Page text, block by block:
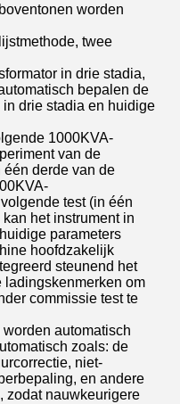
worden
twee
in drie stadia,
bepalen de
drie stadia en huidige
1000KVA-
van de
één derde van de
test (in één
het instrument in
parameters
hoofdzakelijk
steunend het
ladingskenmerken om
commissie test te
automatisch
zoals: de
niet-
en andere
zodat nauwkeurigere